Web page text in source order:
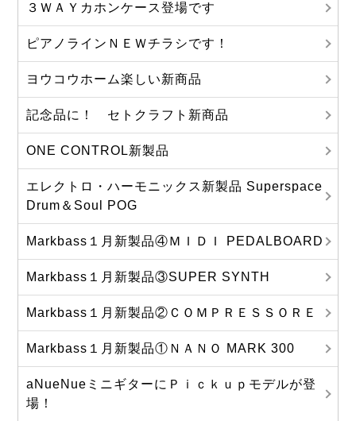
３ＷＡＹカホンケース登場です
ピアノラインＮＥＷチラシです！
ヨウコウホーム楽しい新商品
記念品に！ セトクラフト新商品
ONE CONTROL新製品
エレクトロ・ハーモニックス新製品 Superspace
Drum＆Soul POG
Markbass１月新製品④ＭＩＤＩ PEDALBOARD
Markbass１月新製品③SUPER SYNTH
Markbass１月新製品②ＣＯＭＰＲＥＳＳＯＲＥ
Markbass１月新製品①ＮＡＮＯ MARK 300
aNueNueミニギターにＰｉｃｋｕｐモデルが登
場！